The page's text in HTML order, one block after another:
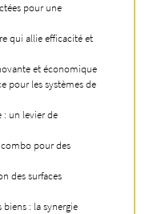
pour une
qui allie efficacité et
et économique
pour les systèmes de
: un levier de
pour des
des surfaces
: la synergie